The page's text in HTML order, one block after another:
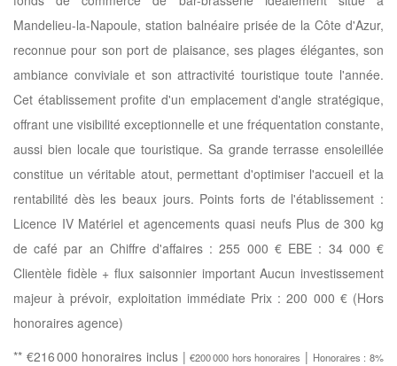
Mandelieu-la-Napoule, station balnéaire prisée de la Côte d'Azur,
reconnue pour son port de plaisance, ses plages élégantes, son
ambiance conviviale et son attractivité touristique toute l'année.
Cet établissement profite d'un emplacement d'angle stratégique,
offrant une visibilité exceptionnelle et une fréquentation constante,
aussi bien locale que touristique. Sa grande terrasse ensoleillée
constitue un véritable atout, permettant d'optimiser l'accueil et la
rentabilité dès les beaux jours. Points forts de l'établissement :
Licence IV Matériel et agencements quasi neufs Plus de 300 kg
de café par an Chiffre d'affaires : 255 000 € EBE : 34 000 €
Clientèle fidèle + flux saisonnier important Aucun investissement
majeur à prévoir, exploitation immédiate Prix : 200 000 € (Hors
honoraires agence)
** €216 000 honoraires inclus |€200 000 hors honoraires | Honoraires : 8%